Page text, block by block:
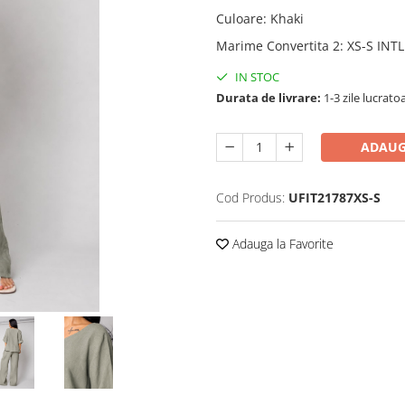
Culoare: Khaki
Marime Convertita 2: XS-S INTL
IN STOC
Durata de livrare: 1-3 zile
Cod Produs: UFIT21787XS-S
Adauga la Favorite